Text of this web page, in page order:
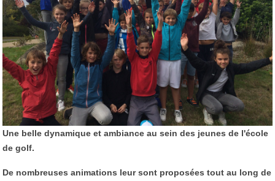
Une belle dynamique et ambiance au sein des jeunes de l'école
de golf.
De nombreuses animations leur sont proposées tout au long de